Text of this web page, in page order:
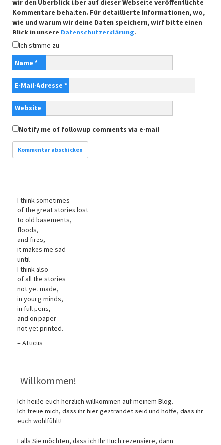
wir den Überblick über auf dieser Webseite veröffentlichte
Kommentare behalten. Für detaillierte Informationen, wo,
wie und warum wir deine Daten speichern, wirf bitte einen
Blick in unsere Datenschutzerklärung.
Ich stimme zu
Name *
E-Mail-Adresse *
Website
Notify me of followup comments via e-mail
I think sometimes
of the great stories lost
to old basements,
floods,
and fires,
it makes me sad
until
I think also
of all the stories
not yet made,
in young minds,
in full pens,
and on paper
not yet printed.
– Atticus
Willkommen!
Ich heiße euch herzlich willkommen auf meinem Blog.
Ich freue mich, dass ihr hier gestrandet seid und hoffe, dass ihr
euch wohlfühlt!
Falls Sie möchten, dass ich Ihr Buch rezensiere, dann